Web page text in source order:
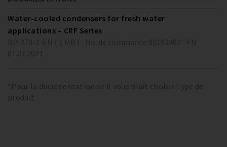
Water-cooled condensers for fresh water
applications – CRF Series
*Pour la documentation se il vous plaît choisir Type de
produit